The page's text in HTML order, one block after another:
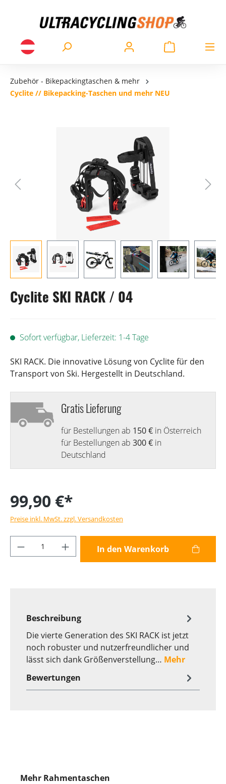
Zubehör - Bikepackingtaschen & mehr
Cyclite // Bikepacking-Taschen und mehr NEU
Cyclite SKI RACK / 04
Sofort verfügbar, Lieferzeit: 1-4 Tage
SKI RACK. Die innovative Lösung von Cyclite für den
Transport von Ski. Hergestellt in Deutschland.
Gratis Lieferung
für Bestellungen ab 150 € in Österreich
für Bestellungen ab 300 € in
Deutschland
99,90 €*
Preise inkl. MwSt. zzgl. Versandkosten
Produkt Anzahl: Gib den gewünschten
In den Warenkorb
Beschreibung
Die vierte Generation des SKI RACK ist jetzt
noch robuster und nutzerfreundlicher und
lässt sich dank Größenverstellung… Mehr
Bewertungen
Mehr Rahmentaschen